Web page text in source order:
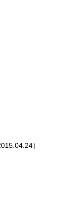
）